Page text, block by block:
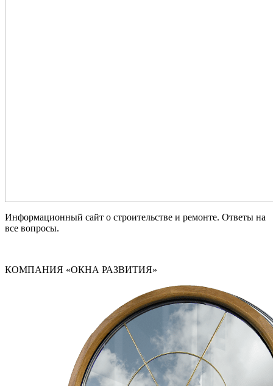
Информационный сайт о строительстве и ремонте. Ответы на
все вопросы.
КОМПАНИЯ «ОКНА РАЗВИТИЯ»